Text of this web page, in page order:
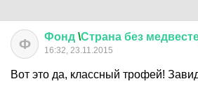
Ф Фонд \Страна без
16:32, 23.11.2015
Вот это да, классный трофей!